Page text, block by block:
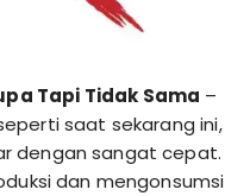
Tapi Tidak Sama –
saat sekarang ini,
dengan sangat cepat.
dan mengonsumsi